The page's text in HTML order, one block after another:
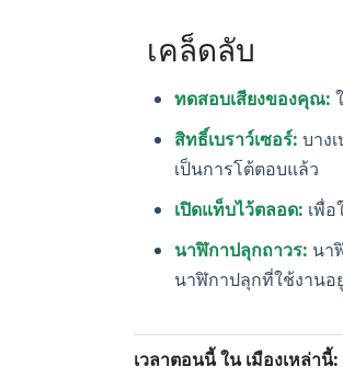
เคล็ดลับ
ทดสอบเสียงของคุณ:
สิทธิ์เบราว์เซอร์: บาง
เป็นการโต้ตอบแล้ว
เปิดแท็บไว้ตลอด: เพื่
นาฬิกาปลุกถาวร: นา
นาฬิกาปลุกที่ใช้งานอ
เวลาตอนนี้ ใน เมืองเหล่านี้: